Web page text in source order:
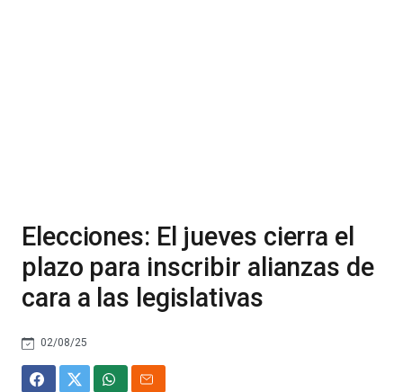
Elecciones: El jueves cierra el
plazo para inscribir alianzas de
cara a las legislativas
02/08/25